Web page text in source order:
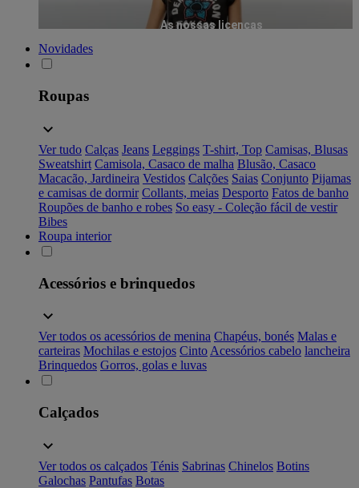
As nossas licenças
Novidades
Roupas
Ver tudo Calças Jeans Leggings T-shirt, Top Camisas, Blusas
Sweatshirt Camisola, Casaco de malha Blusão, Casaco
Macacão, Jardineira Vestidos Calções Saias Conjunto Pijamas
e camisas de dormir Collants, meias Desporto Fatos de banho
Roupões de banho e robes So easy - Coleção fácil de vestir
Bibes
Roupa interior
Acessórios e brinquedos
Ver todos os acessórios de menina Chapéus, bonés Malas e
carteiras Mochilas e estojos Cinto Acessórios cabelo lancheira
Brinquedos Gorros, golas e luvas
Calçados
Ver todos os calçados Ténis Sabrinas Chinelos Botins
Galochas Pantufas Botas